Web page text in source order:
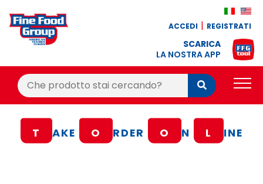
ACCEDI REGISTRATI
SCARICA
LA NOSTRA APP
Cerca:
Cerca
BLOG T AKE O RDER O N L INE